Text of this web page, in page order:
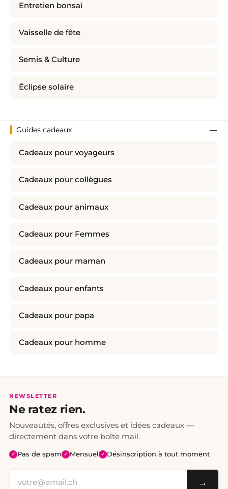
Entretien bonsaï
Vaisselle de fête
Semis & Culture
Éclipse solaire
Guides cadeaux
Cadeaux pour voyageurs
Cadeaux pour collègues
Cadeaux pour animaux
Cadeaux pour Femmes
Cadeaux pour maman
Cadeaux pour enfants
Cadeaux pour papa
Cadeaux pour homme
NEWSLETTER
Ne ratez rien.
Nouveautés, offres exclusives et idées cadeaux —
directement dans votre boîte mail.
✓ Pas de spam ✓ Mensuel ✓ Désinscription à tout moment
→